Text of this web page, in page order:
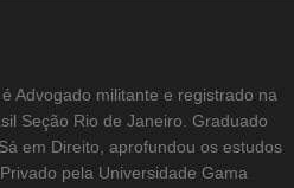
Advogado militante e registrado na
Seção Rio de Janeiro. Graduado
em Direito, aprofundou os estudos
pela Universidade Gama